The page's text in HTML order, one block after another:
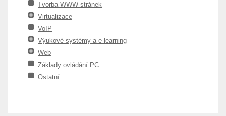
Tvorba WWW stránek
Virtualizace
VoIP
Výukové systémy a e-learning
Web
Základy ovládání PC
Ostatní